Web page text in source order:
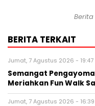
Berita
BERITA TERKAIT
Jumat, 7 Agustus 2026 - 19:47
Semangat
Meriahkan Fun Walk
Jumat, 7 Agustus 2026 - 16:39